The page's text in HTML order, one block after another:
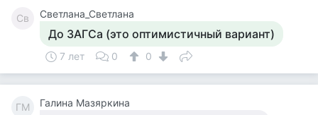
Св Светлана_Светлана
До ЗАГСа (это оптимистичный вариант)
7 лет 0 0
ГМ Галина Мазяркина